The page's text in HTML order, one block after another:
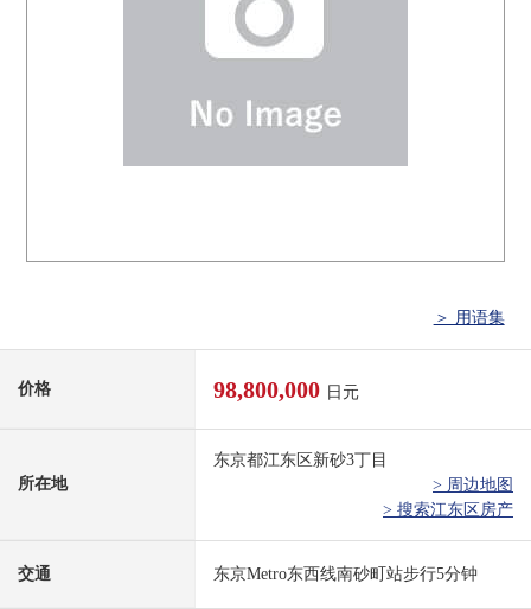
＞ 用语集
价格 98,800,000 日元
所在地
东京都江东区新砂3丁目
> 周边地图
> 搜索江东区房产
交通 东京Metro东西线南砂町站步行5分钟